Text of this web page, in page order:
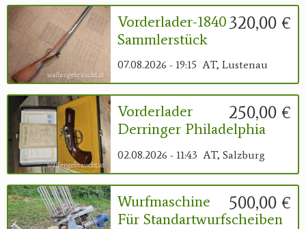
320,00 €
Vorderlader-1840
Sammlerstück
07.08.2026 - 19:15 AT, Lustenau
250,00 €
Vorderlader
Derringer Philadelphia
02.08.2026 - 11:43 AT, Salzburg
500,00 €
Wurfmaschine
Für Standartwurfscheiben